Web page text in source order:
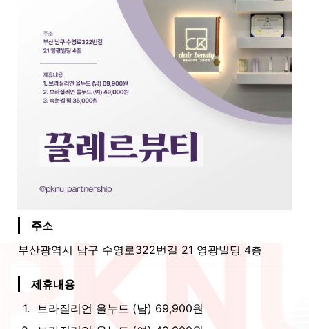
주소
부산광역시 남구 수영로322번길 21 영광빌딩 4층
제휴내용
1.
브라질리언 올누드 (남) 69,900원